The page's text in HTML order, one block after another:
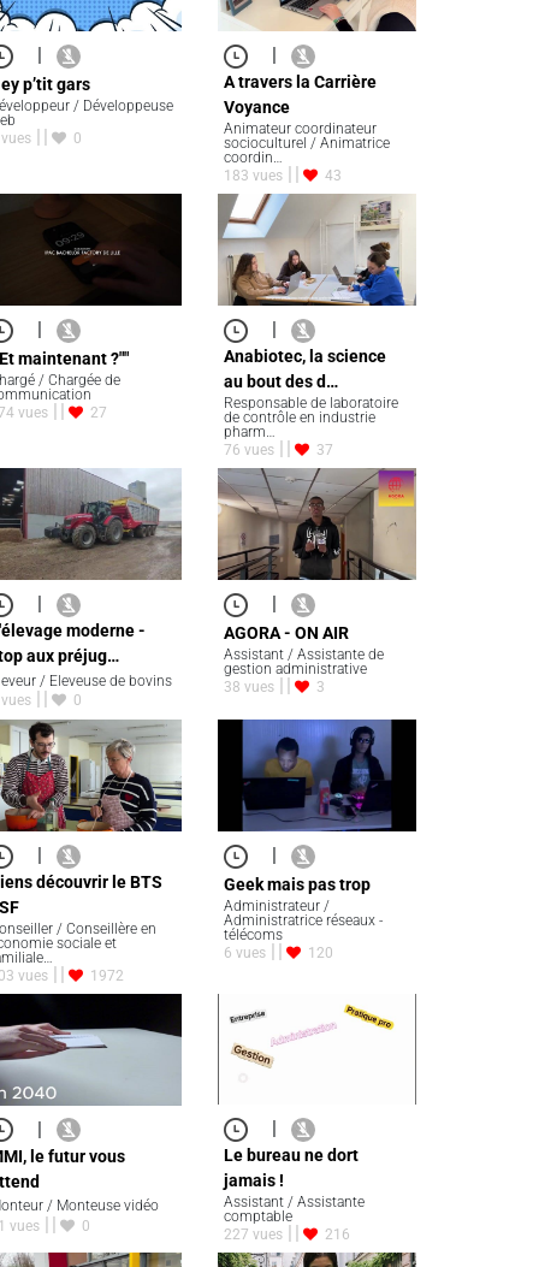
|
p’tit gars
/ Développeuse
0
|
A travers la Carrière
Voyance
Animateur coordinateur
socioculturel / Animatrice
coordin…
183 vues
43
|
maintenant ?""
/ Chargée de
vues
27
|
Anabiotec, la science
au bout des d…
Responsable de laboratoire
de contrôle en industrie
pharm…
76 vues
37
|
moderne -
aux préjug…
/ Eleveuse de bovins
0
|
AGORA - ON AIR
Assistant / Assistante de
gestion administrative
38 vues
3
|
découvrir le BTS
/ Conseillère en
sociale et
vues
1972
|
Geek mais pas trop
Administrateur /
Administratrice réseaux -
télécoms
6 vues
120
|
le futur vous
/ Monteuse vidéo
vues
0
|
Le bureau ne dort
jamais !
Assistant / Assistante
comptable
227 vues
216